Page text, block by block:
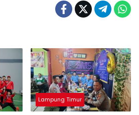
Lampung Timur